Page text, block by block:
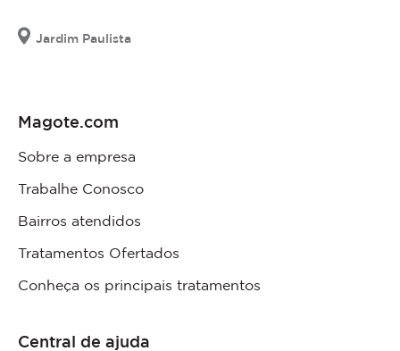
Jardim Paulista
Magote.com
Sobre a empresa
Trabalhe Conosco
Bairros atendidos
Tratamentos Ofertados
Conheça os principais tratamentos
Central de ajuda